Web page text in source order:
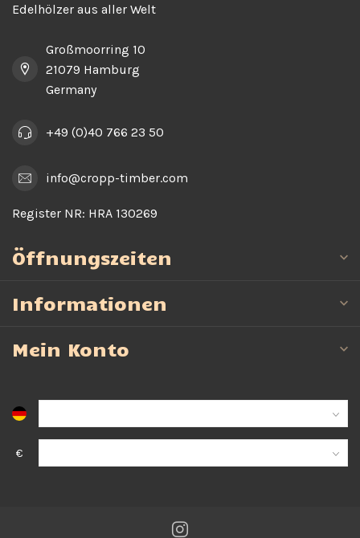
Edelhölzer aus aller Welt
Großmoorring 10
21079 Hamburg
Germany
+49 (0)40 766 23 50
info@cropp-timber.com
Register NR: HRA 130269
Öffnungszeiten
Informationen
Mein Konto
€